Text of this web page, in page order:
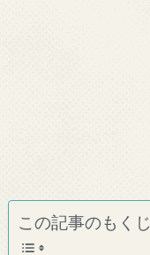
この記事のもくじ